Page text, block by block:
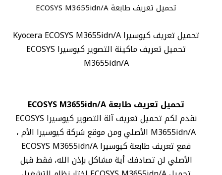
تحميل تعريف طابعة ECOSYS M3655idn/A
تحميل تعريف كيوسيرا Kyocera ECOSYS M3655idn/A
تحميل تعريف ماكينة التصوير كيوسيرا ECOSYS
M3655idn/A
تحميل تعريف طابعة ECOSYS M3655idn/A
نقدم لكم تحميل تعريف آلة التصوير كيوسيرا ECOSYS
M3655idn/A الأصلي ومن موقع شركة كيوسيرا الأم ،
فمع تعريف طابعة كيوسيرا ECOSYS M3655idn/A
الأصلي لن تصادفك أية مشاكل بإذن الله، فقط قبل